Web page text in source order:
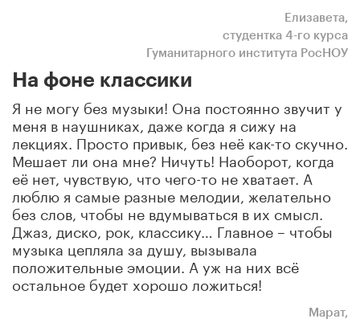
Елизавета,
студентка 4-го курса
Гуманитарного института РосНОУ
На фоне классики
Я не могу без музыки! Она постоянно звучит у
меня в наушниках, даже когда я сижу на
лекциях. Просто привык, без неё как-то скучно.
Мешает ли она мне? Ничуть! Наоборот, когда
её нет, чувствую, что чего-то не хватает. А
люблю я самые разные мелодии, желательно
без слов, чтобы не вдумываться в их смысл.
Джаз, диско, рок, классику… Главное – чтобы
музыка цепляла за душу, вызывала
положительные эмоции. А уж на них всё
остальное будет хорошо ложиться!
Марат,